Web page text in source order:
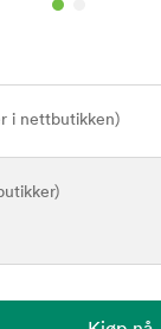
i nettbutikken)